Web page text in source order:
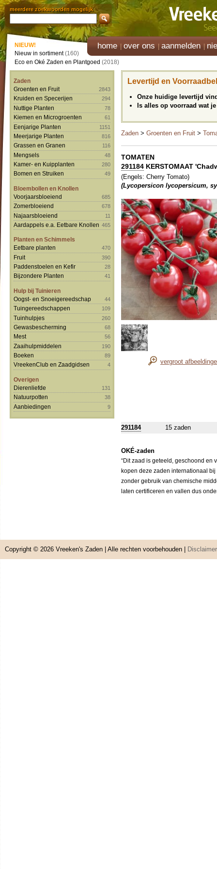
meerdere zoekwoorden mogelijk
home over ons aanmelden
NIEUW!
Nieuw in sortiment(160)
Eco en Oké Zaden en Plantgoed (2018)
Zaden
Groenten en Fruit
2843
Kruiden en Specerijen 294
Nuttige Planten 78
Kiemen en Microgroenten 61
Eenjarige Planten 1151
Meerjarige Planten 816
Grassen en Granen 116
Mengsels 48
Kamer- en Kuipplanten 280
Bomen en Struiken 49
Bloembollen en Knollen
Voorjaarsbloeiend
685
Zomerbloeiend 678
Najaarsbloeiend 11
Aardappels e.a. Eetbare Knollen 465
Planten en Schimmels
Eetbare planten
470
Fruit 390
Paddenstoelen en Kefir 28
Bijzondere Planten 41
Hulp bij Tuinieren
Oogst- en Snoeigereedschap
44
Tuingereedschappen 109
Tuinhulpjes 260
Gewasbescherming 68
Mest 56
Zaaihulpmiddelen 190
Boeken 89
VreekenClub en Zaadgidsen 4
Overigen
Dierenliefde
131
Natuurpotten 38
Aanbiedingen 9
Levertijd en
Onze huidige levertijd
Is alles op voorraad wat
Zaden > Groenten en Fruit >
TOMATEN
291184 KERSTOMAAT
(Engels: Cherry Tomato)
(Lycopersicon lycopersicum,
vergroot
291184 15 zaden
OKÉ-zaden
“Dit zaad is geteeld, geschoond en
kopen deze zaden internationaal
zonder gebruik van chemische
laten certificeren en vallen dus
Copyright © 2026 Vreeken's Zaden | Alle rechten voorbehouden | Disclaimer